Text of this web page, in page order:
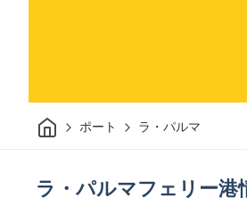
家 ポート ラ・パルマ
ラ・パルマフェリー港